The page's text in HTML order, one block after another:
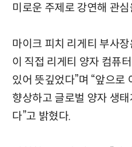
미로운 주제로 강연해 관
마이크 피치 리게티 부사
이 직접 리게티 양자 컴퓨
있어 뜻깊었다”며 “앞으로
향상하고 글로벌 양자 생
다”고 밝혔다.